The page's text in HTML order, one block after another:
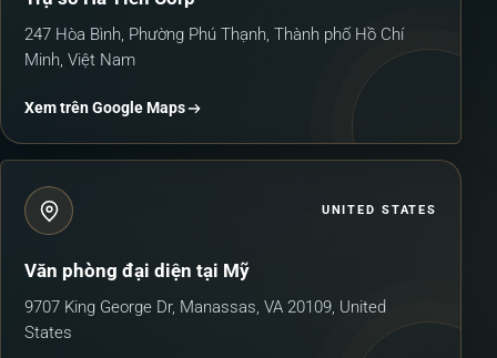
247 Hòa Bình, Phường Phú Thạnh, Thành phố Hồ Chí
Minh, Việt Nam
Xem trên Google Maps
UNITED STATES
Văn phòng đại diện tại Mỹ
9707 King George Dr, Manassas, VA 20109, United
States